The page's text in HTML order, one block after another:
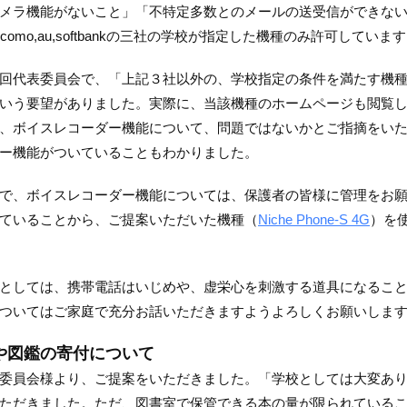
ラ機能がないこと」「不特定多数とのメールの送受信ができな
の三社の学校が指定した機種のみ許可していま
表委員会で、「上記３社以外の、学校指定の条件を満たす機
う要望がありました。実際に、当該機種のホームページも閲覧
ボイスレコーダー機能について、問題ではないかとご指摘をい
機能がついていることもわかりました。
ボイスレコーダー機能については、保護者の皆様に管理をお
いることから、ご提案いただいた機種（Niche Phone-S 4G）を
ては、携帯電話はいじめや、虚栄心を刺激する道具になるこ
いてはご家庭で充分お話いただきますようよろしくお願いしま
鑑の寄付について
会様より、ご提案をいただきました。「学校としては大変あ
だきました。ただ、図書室で保管できる本の量が限られている